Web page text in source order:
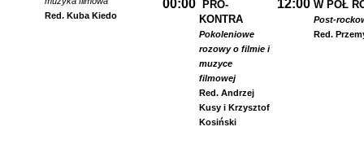
Red. Kuba Kiedo
00:00
PRO-
KONTRA
Pokoleniowe
rozowy o filmie i
muzyce
filmowej
Red. Andrzej
Kusy i Krzysztof
Kosiński
12:00 W PÓŁ
Post-
Red.